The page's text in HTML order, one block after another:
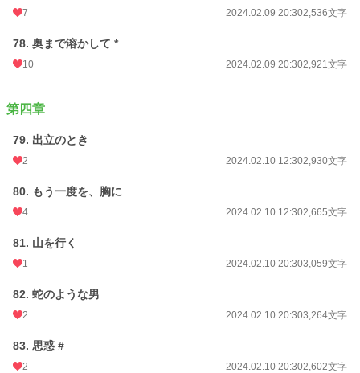
7 2024.02.09 20:302,536文字
78. 奥まで溶かして *
10 2024.02.09 20:302,921文字
第四章
79. 出立のとき
2 2024.02.10 12:302,930文字
80. もう一度を、胸に
4 2024.02.10 12:302,665文字
81. 山を行く
1 2024.02.10 20:303,059文字
82. 蛇のような男
2 2024.02.10 20:303,264文字
83. 思惑 #
2 2024.02.10 20:302,602文字